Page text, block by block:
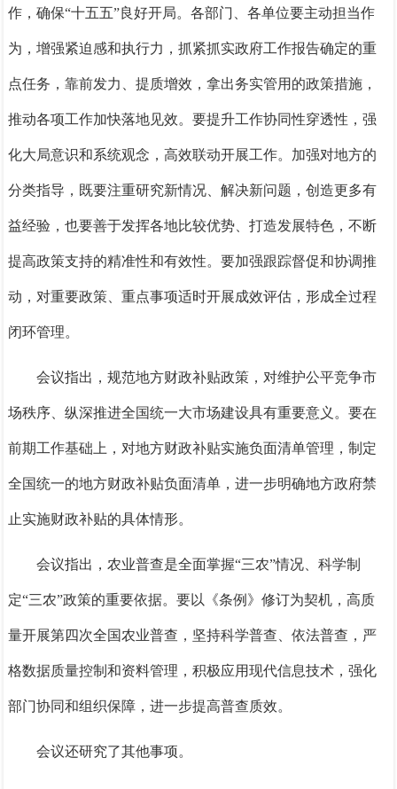
作，确保“十五五”良好开局。各部门、各单位要主动担当作
为，增强紧迫感和执行力，抓紧抓实政府工作报告确定的重
点任务，靠前发力、提质增效，拿出务实管用的政策措施，
推动各项工作加快落地见效。要提升工作协同性穿透性，强
化大局意识和系统观念，高效联动开展工作。加强对地方的
分类指导，既要注重研究新情况、解决新问题，创造更多有
益经验，也要善于发挥各地比较优势、打造发展特色，不断
提高政策支持的精准性和有效性。要加强跟踪督促和协调推
动，对重要政策、重点事项适时开展成效评估，形成全过程
闭环管理。
会议指出，规范地方财政补贴政策，对维护公平竞争市
场秩序、纵深推进全国统一大市场建设具有重要意义。要在
前期工作基础上，对地方财政补贴实施负面清单管理，制定
全国统一的地方财政补贴负面清单，进一步明确地方政府禁
止实施财政补贴的具体情形。
会议指出，农业普查是全面掌握“三农”情况、科学制
定“三农”政策的重要依据。要以《条例》修订为契机，高质
量开展第四次全国农业普查，坚持科学普查、依法普查，严
格数据质量控制和资料管理，积极应用现代信息技术，强化
部门协同和组织保障，进一步提高普查质效。
会议还研究了其他事项。